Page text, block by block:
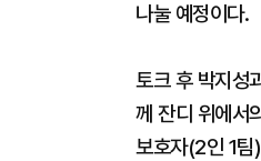
나눌 예정이다.
토크 후 박지성
께 잔디 위에서
보호자(2인 1팀